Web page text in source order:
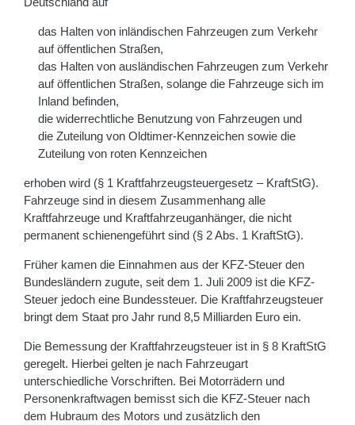
das Halten von inländischen Fahrzeugen zum Verkehr
auf öffentlichen Straßen,
das Halten von ausländischen Fahrzeugen zum Verkehr
auf öffentlichen Straßen, solange die Fahrzeuge sich im
Inland befinden,
die widerrechtliche Benutzung von Fahrzeugen und
die Zuteilung von Oldtimer-Kennzeichen sowie die
Zuteilung von roten Kennzeichen
erhoben wird (§ 1 Kraftfahrzeugsteuergesetz – KraftStG).
Fahrzeuge sind in diesem Zusammenhang alle
Kraftfahrzeuge und Kraftfahrzeuganhänger, die nicht
permanent schienengeführt sind (§ 2 Abs. 1 KraftStG).
Früher kamen die Einnahmen aus der KFZ-Steuer den
Bundesländern zugute, seit dem 1. Juli 2009 ist die KFZ-
Steuer jedoch eine Bundessteuer. Die Kraftfahrzeugsteuer
bringt dem Staat pro Jahr rund 8,5 Milliarden Euro ein.
Die Bemessung der Kraftfahrzeugsteuer ist in § 8 KraftStG
geregelt. Hierbei gelten je nach Fahrzeugart
unterschiedliche Vorschriften. Bei Motorrädern und
Personenkraftwagen bemisst sich die KFZ-Steuer nach
dem Hubraum des Motors und zusätzlich den